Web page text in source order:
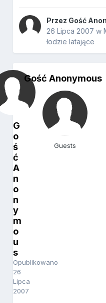
Przez Gość
26 Lipca 2007 w
łodzie latające
G
o
ś
ć
A
n
o
n
y
m
o
u
s
Opublikowano
26
Lipca
2007
Gość Anonymous
Guests